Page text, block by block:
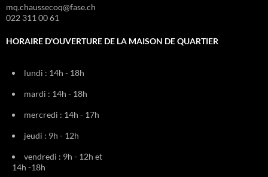
mq.chaussecoq@fase.ch
022 311 00 61
HORAIRE D'OUVERTURE DE LA MAISON DE QUARTIER
lundi : 14h - 18h
mardi : 14h - 18h
mercredi : 14h - 17h
jeudi : 9h - 12h
vendredi : 9h - 12h et
14h -18h